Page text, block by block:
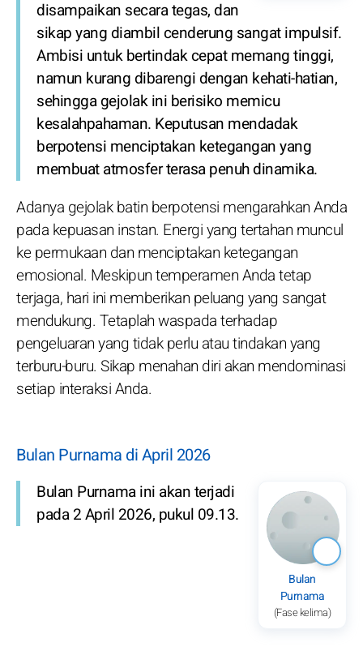
disampaikan secara tegas, dan
sikap yang diambil cenderung sangat impulsif.
Ambisi untuk bertindak cepat memang tinggi,
namun kurang dibarengi dengan kehati-hatian,
sehingga gejolak ini berisiko memicu
kesalahpahaman. Keputusan mendadak
berpotensi menciptakan ketegangan yang
membuat atmosfer terasa penuh dinamika.
Adanya gejolak batin berpotensi mengarahkan Anda
pada kepuasan instan. Energi yang tertahan muncul
ke permukaan dan menciptakan ketegangan
emosional. Meskipun temperamen Anda tetap
terjaga, hari ini memberikan peluang yang sangat
mendukung. Tetaplah waspada terhadap
pengeluaran yang tidak perlu atau tindakan yang
terburu-buru. Sikap menahan diri akan mendominasi
setiap interaksi Anda.
Bulan Purnama di April 2026
Bulan
Purnama
(Fase kelima)
Bulan Purnama ini akan terjadi
pada 2 April 2026, pukul 09.13.